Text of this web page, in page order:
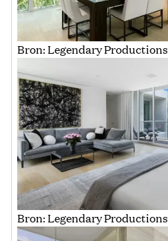
Bron: Legendary Productions
Bron: Legendary Productions